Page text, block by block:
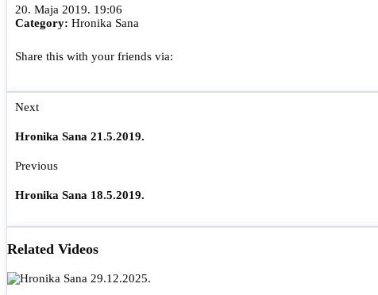
20. Maja 2019. 19:06
Category: Hronika Sana
Share this with your friends via:
Next
Hronika Sana 21.5.2019.
Previous
Hronika Sana 18.5.2019.
Related Videos